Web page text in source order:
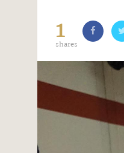
1
shares